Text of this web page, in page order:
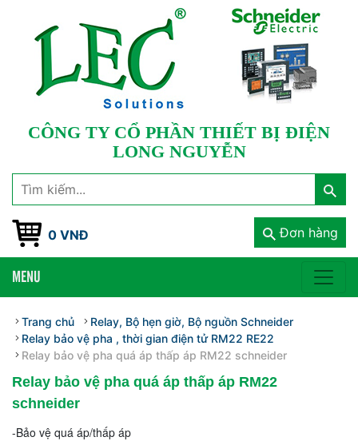
CÔNG TY CỔ PHẦN THIẾT BỊ ĐIỆN
LONG NGUYỄN
0 VNĐ Đơn hàng
MENU
Trang chủ
Relay, Bộ hẹn giờ, Bộ nguồn Schneider
Relay bảo vệ pha , thời gian điện tử RM22 RE22
Relay bảo vệ pha quá áp thấp áp RM22 schneider
Relay bảo vệ pha quá áp thấp áp RM22
schneider
-Bảo vệ quá áp/thấp áp